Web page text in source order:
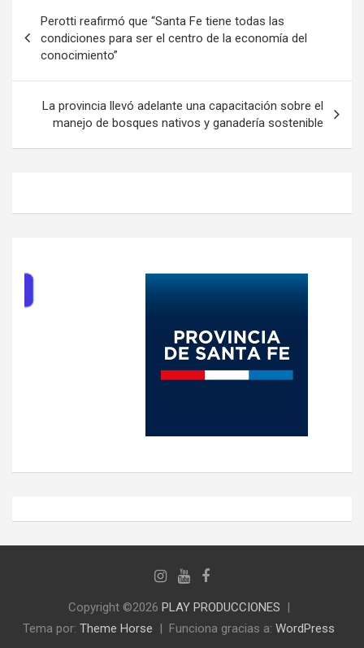
de
entradas
Perotti reafirmó que “Santa Fe tiene todas las
condiciones para ser el centro de la economía del
conocimiento”
La provincia llevó adelante una capacitación sobre el
manejo de bosques nativos y ganadería sostenible
Copyright ©2026 PLAY PRODUCCIONES
Tema por: Theme Horse Funciona gracias a: WordPress